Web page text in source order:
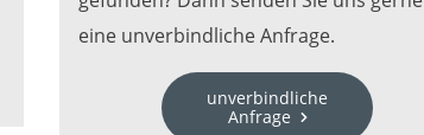
eine unverbindliche Anfrage.
unverbindliche
Anfrage